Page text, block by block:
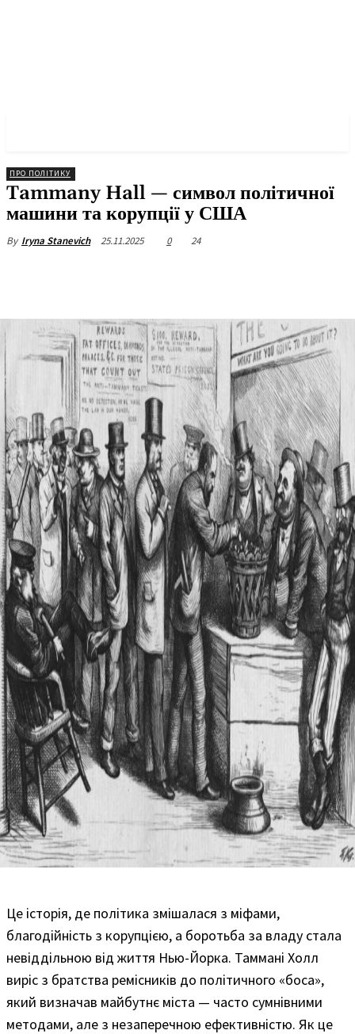
ПРО ПОЛІТИКУ
Tammany Hall — символ політичної
машини та корупції у США
By Iryna Stanevich 25.11.2025 0 24
Це історія, де політика змішалася з міфами,
благодійність з корупцією, а боротьба за владу стала
невіддільною від життя Нью-Йорка. Таммані Холл
виріс з братства ремісників до політичного «боса»,
який визначав майбутнє міста — часто сумнівними
методами, але з незаперечною ефективністю. Як це